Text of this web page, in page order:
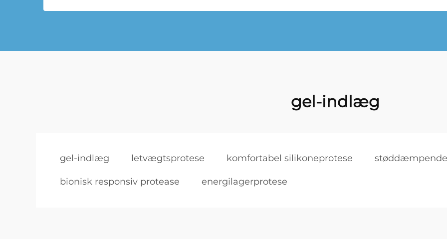
gel-indlæg
gel-indlæg letvægtsprotese komfortabel silikoneprotese
bionisk responsiv protease energilagerprotese